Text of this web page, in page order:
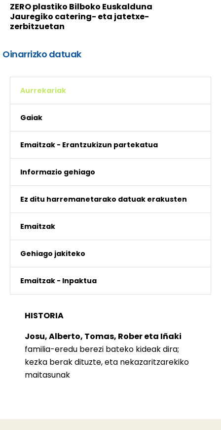
ZERO plastiko Bilboko Euskalduna
Jauregiko catering- eta jatetxe-
zerbitzuetan
Oinarrizko datuak
Aurrekariak
Gaiak
Emaitzak - Erantzukizun partekatua
Informazio gehiago
Ez ditu harremanetarako datuak erakusten
Emaitzak
Gehiago jakiteko
Emaitzak - Inpaktua
HISTORIA
Josu, Alberto, Tomas, Rober eta Iñaki
familia-eredu berezi bateko kideak dira;
kezka berak dituzte, eta nekazaritzarekiko
maitasunak